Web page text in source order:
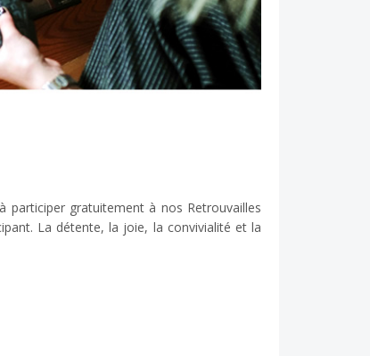
gratuitement à nos Retrouvailles
La détente, la joie, la convivialité et la